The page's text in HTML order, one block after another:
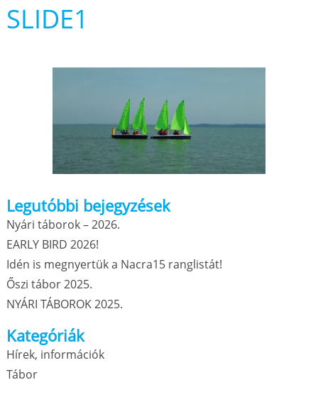
SLIDE1
Legutóbbi bejegyzések
Nyári táborok – 2026.
EARLY BIRD 2026!
Idén is megnyertük a Nacra15 ranglistát!
Őszi tábor 2025.
NYÁRI TÁBOROK 2025.
Kategóriák
Hírek, információk
Tábor